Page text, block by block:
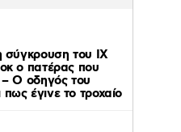
σύγκρουση του ΙΧ
ο πατέρας που
– Ο οδηγός του
έγινε το τροχαίο